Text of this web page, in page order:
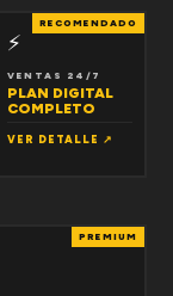
RECOMENDADO
⚡
VENTAS 24/7
PLAN DIGITAL
COMPLETO
VER DETALLE ↗
PREMIUM